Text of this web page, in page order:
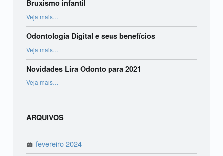
Bruxismo infantil
Veja mais…
Odontologia Digital e seus benefícios
Veja mais…
Novidades Lira Odonto para 2021
Veja mais…
ARQUIVOS
fevereiro 2024